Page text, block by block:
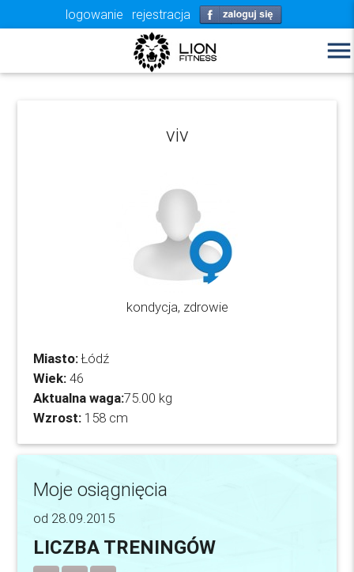
logowanie rejestracja
menu
viv
kondycja, zdrowie
Miasto:Łódź
Wiek:46
Aktualna waga:75.00 kg
Wzrost: 158 cm
Moje osiągnięcia
od 28.09.2015
LICZBA TRENINGÓW